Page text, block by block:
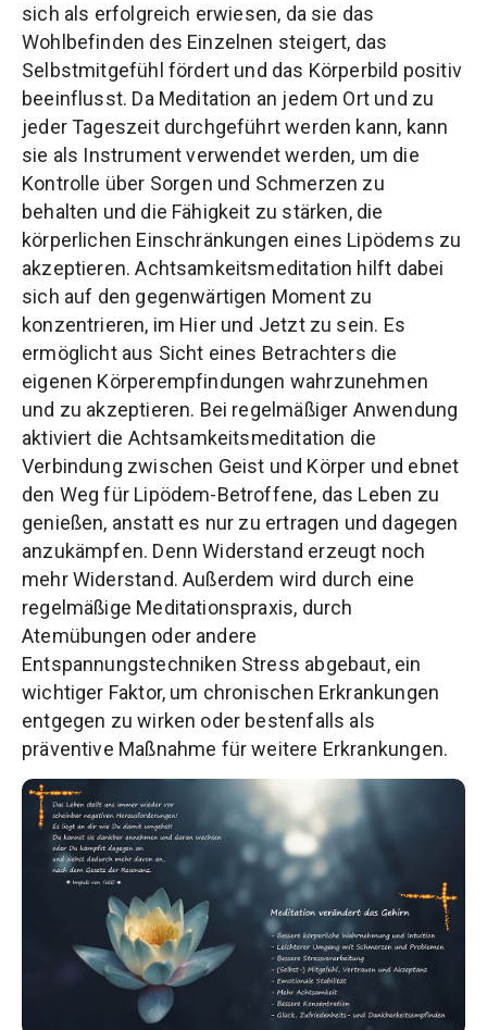
sich als erfolgreich erwiesen, da sie das
Wohlbefinden des Einzelnen steigert, das
Selbstmitgefühl fördert und das Körperbild positiv
beeinflusst. Da Meditation an jedem Ort und zu
jeder Tageszeit durchgeführt werden kann, kann
sie als Instrument verwendet werden, um die
Kontrolle über Sorgen und Schmerzen zu
behalten und die Fähigkeit zu stärken, die
körperlichen Einschränkungen eines Lipödems zu
akzeptieren. Achtsamkeitsmeditation hilft dabei
sich auf den gegenwärtigen Moment zu
konzentrieren, im Hier und Jetzt zu sein. Es
ermöglicht aus Sicht eines Betrachters die
eigenen Körperempfindungen wahrzunehmen
und zu akzeptieren. Bei regelmäßiger Anwendung
aktiviert die Achtsamkeitsmeditation die
Verbindung zwischen Geist und Körper und ebnet
den Weg für Lipödem-Betroffene, das Leben zu
genießen, anstatt es nur zu ertragen und dagegen
anzukämpfen. Denn Widerstand erzeugt noch
mehr Widerstand. Außerdem wird durch eine
regelmäßige Meditationspraxis, durch
Atemübungen oder andere
Entspannungstechniken Stress abgebaut, ein
wichtiger Faktor, um chronischen Erkrankungen
entgegen zu wirken oder bestenfalls als
präventive Maßnahme für weitere Erkrankungen.